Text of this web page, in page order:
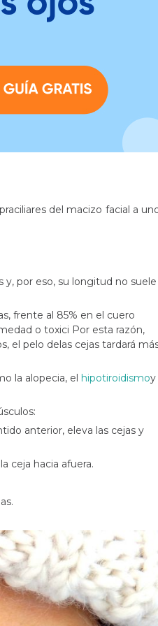
del macizo facial a
por eso, su longitud no suele
frente al 85% en el cuero
o toxici Por esta razón,
el pelo delas cejas tardará
la alopecia, el hipotiroidismoy
anterior, eleva las cejas y
ceja hacia afuera.